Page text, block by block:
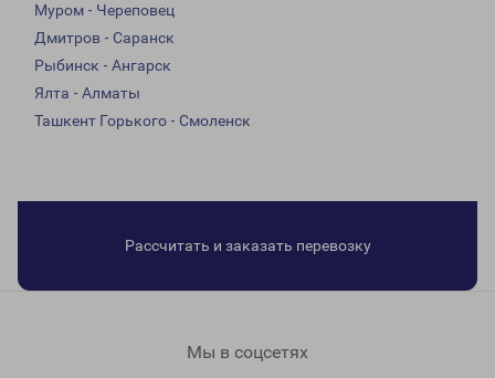
Муром - Череповец
Дмитров - Саранск
Рыбинск - Ангарск
Ялта - Алматы
Ташкент Горького - Смоленск
Рассчитать и заказать перевозку
Мы в соцсетях